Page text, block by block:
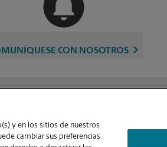
CON NOSOTROS
de franquiciados. The UPS Store Inc., como
de franquicia determina la capacitación y los
y en los sitios de nuestros
cambiar sus preferencias